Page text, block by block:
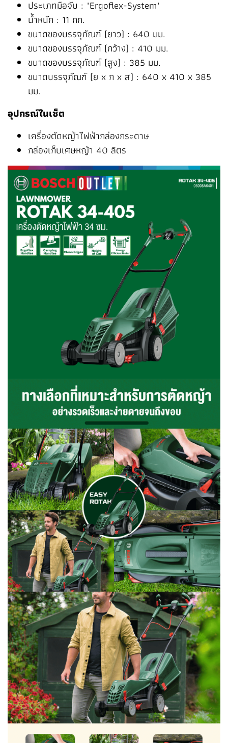
ประเภทมือจับ : "Ergoflex-System"
น้ำหนัก : 11 กก.
ขนาดของบรรจุภัณฑ์ (ยาว) : 640 มม.
ขนาดของบรรจุภัณฑ์ (กว้าง) : 410 มม.
ขนาดของบรรจุภัณฑ์ (สูง) : 385 มม.
ขนาดบรรจุภัณฑ์ (ย x ก x ส) : 640 x 410 x 385
มม.
อุปกรณ์ในเซ็ต
เครื่องตัดหญ้าไฟฟ้ากล่องกระดาษ
กล่องเก็บเศษหญ้า 40 ลิตร